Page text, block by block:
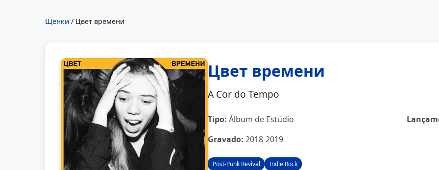
Щенки / Цвет времени
Цвет времени
A Cor do Tempo
Tipo: Álbum de Estúdio
Gravado: 2018-2019
Post-Punk Revival Indie Rock